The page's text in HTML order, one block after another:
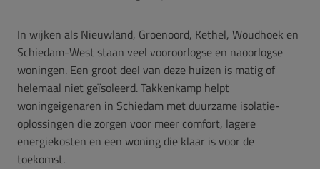
In wijken als Nieuwland, Groenoord, Kethel, Woudhoek en
Schiedam-West staan veel vooroorlogse en naoorlogse
woningen. Een groot deel van deze huizen is matig of
helemaal niet geïsoleerd. Takkenkamp helpt
woningeigenaren in Schiedam met duurzame isolatie-
oplossingen die zorgen voor meer comfort, lagere
energiekosten en een woning die klaar is voor de
toekomst.